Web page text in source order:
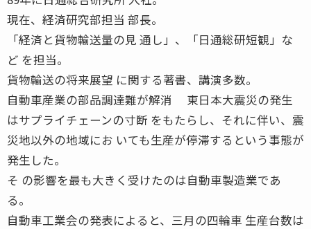
現在、経済研究部担当 部長。
「経済と貨物輸送量の見 通し」、「日通総研短観」な
ど を担当。
貨物輸送の将来展望 に関する著書、講演多数。
自動車産業の部品調達難が解消 東日本大震災の発生
はサプライチェーンの寸断 をもたらし、それに伴い、震
災地以外の地域にお いても生産が停滞するという事態が
発生した。
そ の影響を最も大きく受けたのは自動車製造業であ
る。
自動車工業会の発表によると、三月の四輪車 生産台数は